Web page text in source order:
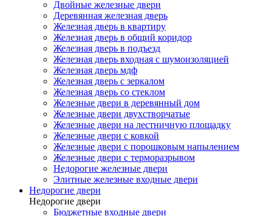
Двойные железные двери
Деревянная железная дверь
Железная дверь в квартиру
Железная дверь в общий коридор
Железная дверь в подъезд
Железная дверь входная с шумоизоляцией
Железная дверь мдф
Железная дверь с зеркалом
Железная дверь со стеклом
Железные двери в деревянный дом
Железные двери двухстворчатые
Железные двери на лестничную площадку
Железные двери с ковкой
Железные двери с порошковым напылением
Железные двери с терморазрывом
Недорогие железные двери
Элитные железные входные двери
Недорогие двери
Недорогие двери
Бюджетные входные двери